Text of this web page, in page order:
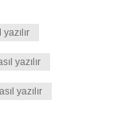
yazılır
yazılır